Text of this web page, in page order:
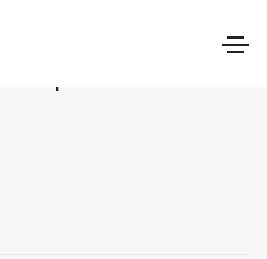
de Presse